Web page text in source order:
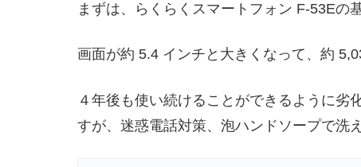
まずは、らくらくスマートフォン F-53Eの
画面が約 5.4 インチと大きくなって、約
４年後も使い続けることができるように劣
すが、迷惑電話対策、泡ハンドソープで洗